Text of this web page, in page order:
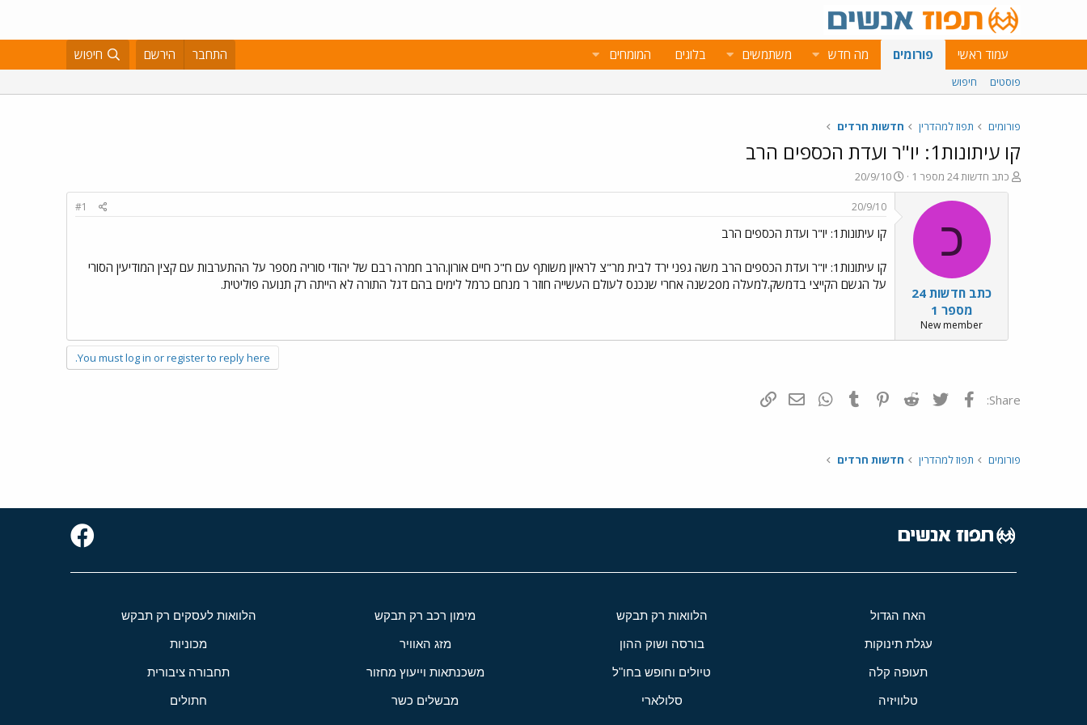
עמוד ראשי פורומים מה חדש משתמשים בלוגים המומחים התחבר הירשם חיפוש
פוסטים חיפוש
פורומים תפוז למהדרין חדשות חרדים
קו עיתונות1: יו"ר ועדת הכספים הרב
פ
ו
כתב חדשות 24 מספר 1
פ
ו
ם
ת
20/9/10
כ
כתב חדשות 24
מספר 1
New member
20/9/10
#1
קו עיתונות1: יו"ר ועדת הכספים הרב
קו עיתונות1: יו"ר ועדת הכספים הרב משה גפני ירד לבית מר"צ לראיון משותף עם ח"כ חיים אורון.הרב חמרה רבם של יהודי סוריה מספר על ההתערבות עם קצין המודיעין הסורי
על הגשם הקייצי בדמשק.למעלה מ20שנה אחרי שנכנס לעולם העשייה חוזר ר מנחם כרמל לימים בהם דגל התורה לא הייתה רק תנועה פוליטית.
You must log in or register to reply here.
Share: פייסבוק Twitter
Reddit
Pinterest
Tumblr
WhatsAppדואר אלקטרוני
פורומים תפוז למהדרין חדשות חרדים
האח הגדול הלוואות רק תבקש מימון רכב רק תבקש הלוואות לעסקים רק תבקש
עגלת תינוקות בורסה ושוק ההון מזג האוויר מכוניות
תעופה קלה טיולים וחופש בחו"ל משכנתאות וייעוץ מחזור תחבורה ציבורית
טלוויזיה סלולארי מבשלים כשר חתולים